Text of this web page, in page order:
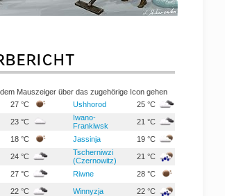
Mauszeiger über das zugehörige Icon gehen
27 °C Ushhorod 25 °C
23 °C
Iwano-
Frankiwsk
21 °C
18 °C Jassinja 19 °C
24 °C
Tscherniwzi
(Czernowitz)
21 °C
27 °C Riwne 28 °C
22 °C Winnyzja 22 °C